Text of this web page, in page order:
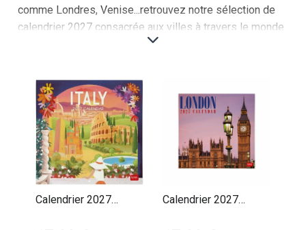
comme Londres, Venise...retrouvez notre sélection de
calendrier 2027 consacrée aux villes à travers le monde
métropoles les plus fascinantes de notre planète.
Chaque mois, le calendrier vous plonge dans l'ambiance
unique de grandes villes, de centres urbains historiques
et de lieux modernes, capturant leur essence à travers
des photographies spectaculaires.
Les premiers mois sont consacrés à des villes
iconiques comme Paris, New York, Londres et Tokyo,
Calendrier 2027
Calendrier 2027